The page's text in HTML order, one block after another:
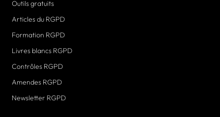
Outils gratuits
Articles du RGPD
Formation RGPD
Livres blancs RGPD
Contrôles RGPD
Amendes RGPD
Newsletter RGPD